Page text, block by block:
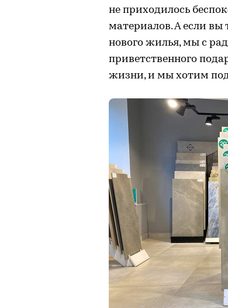
не приходилось
материалов. А если вы
нового жилья, мы с
приветственного
жизни, и мы хотим